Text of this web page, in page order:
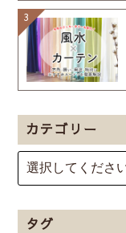
カテゴリー
タグ